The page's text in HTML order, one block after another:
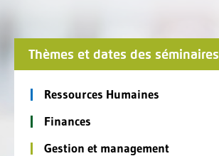
Thèmes et dates des séminaires
Ressources Humaines
Finances
Gestion et management